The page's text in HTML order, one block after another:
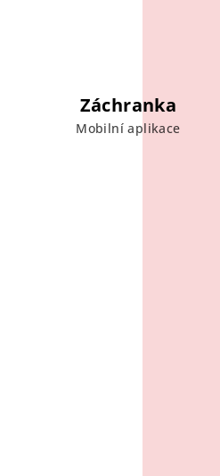
Záchranka
Mobilní aplikace